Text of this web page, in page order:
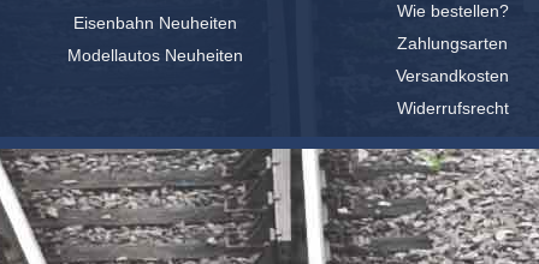
Eisenbahn Neuheiten
Modellautos Neuheiten
Wie bestellen?
Zahlungsarten
Versandkosten
Widerrufsrecht